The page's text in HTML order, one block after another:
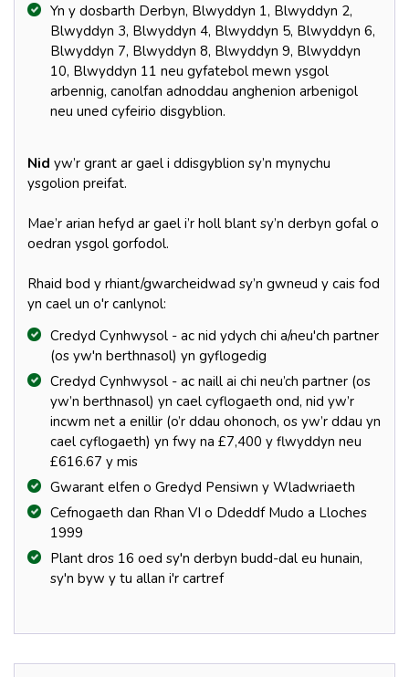
Yn y dosbarth Derbyn, Blwyddyn 1, Blwyddyn 2,
Blwyddyn 3, Blwyddyn 4, Blwyddyn 5, Blwyddyn 6,
Blwyddyn 7, Blwyddyn 8, Blwyddyn 9, Blwyddyn
10, Blwyddyn 11 neu gyfatebol mewn ysgol
arbennig, canolfan adnoddau anghenion arbenigol
neu uned cyfeirio disgyblion.
Nid yw’r grant ar gael i ddisgyblion sy’n mynychu
ysgolion preifat.
Mae’r arian hefyd ar gael i’r holl blant sy’n derbyn gofal o
oedran ysgol gorfodol.
Rhaid bod y rhiant/gwarcheidwad sy’n gwneud y cais fod
yn cael un o'r canlynol:
Credyd Cynhwysol - ac nid ydych chi a/neu'ch partner
(os yw'n berthnasol) yn gyflogedig
Credyd Cynhwysol - ac naill ai chi neu’ch partner (os
yw’n berthnasol) yn cael cyflogaeth ond, nid yw’r
incwm net a enillir (o’r ddau ohonoch, os yw’r ddau yn
cael cyflogaeth) yn fwy na £7,400 y flwyddyn neu
£616.67 y mis
Gwarant elfen o Gredyd Pensiwn y Wladwriaeth
Cefnogaeth dan Rhan VI o Ddeddf Mudo a Lloches
1999
Plant dros 16 oed sy'n derbyn budd-dal eu hunain,
sy'n byw y tu allan i'r cartref